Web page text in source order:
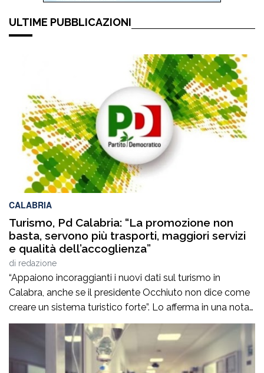
ULTIME PUBBLICAZIONI
CALABRIA
Turismo, Pd Calabria: “La promozione non
basta, servono più trasporti, maggiori servizi
e qualità dell’accoglienza”
di redazione
“Appaiono incoraggianti i nuovi dati sul turismo in
Calabra, anche se il presidente Occhiuto non dice come
creare un sistema turistico forte”. Lo afferma in una nota
il Pd calabrese, che commenta gli ultimi dati sul turismo
diffusi dalla Regione Calabria. “Lo studio appena
presentato – osserva il Partito democratico – evidenzia
una crescita dei […]